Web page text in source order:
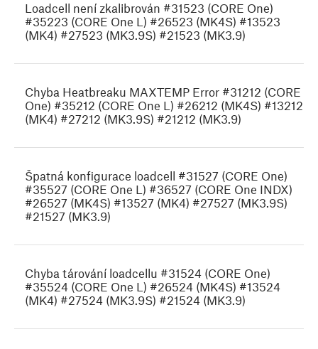
Loadcell není zkalibrován #31523 (CORE One)
#35223 (CORE One L) #26523 (MK4S) #13523
(MK4) #27523 (MK3.9S) #21523 (MK3.9)
Chyba Heatbreaku MAXTEMP Error #31212 (CORE
One) #35212 (CORE One L) #26212 (MK4S) #13212
(MK4) #27212 (MK3.9S) #21212 (MK3.9)
Špatná konfigurace loadcell #31527 (CORE One)
#35527 (CORE One L) #36527 (CORE One INDX)
#26527 (MK4S) #13527 (MK4) #27527 (MK3.9S)
#21527 (MK3.9)
Chyba tárování loadcellu #31524 (CORE One)
#35524 (CORE One L) #26524 (MK4S) #13524
(MK4) #27524 (MK3.9S) #21524 (MK3.9)